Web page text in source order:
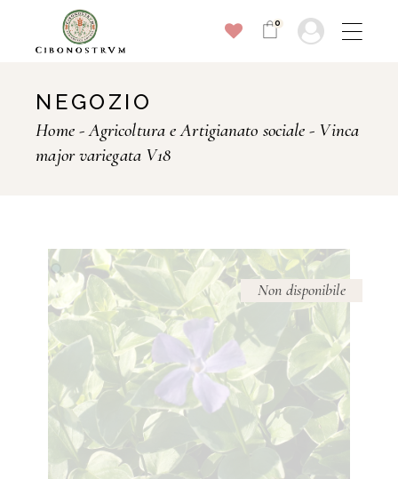
content
0
NEGOZIO
Home Agricoltura e Artigianato sociale
Vinca
major variegata V18
Non disponibile